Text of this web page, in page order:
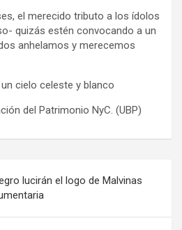
el merecido tributo a los ídolos
quizás estén convocando a un
anhelamos y merecemos
cielo celeste y blanco
del Patrimonio NyC. (UBP)
lucirán el logo de Malvinas